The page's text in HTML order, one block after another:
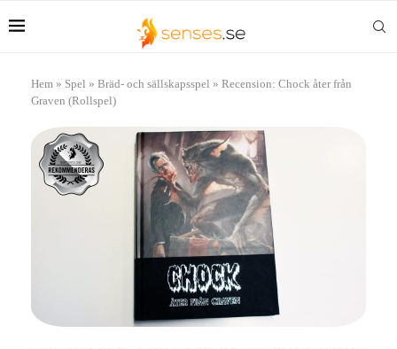
Hem » Spel » Bräd- och sällskapsspel » Recension: Chock åter från
Graven (Rollspel)